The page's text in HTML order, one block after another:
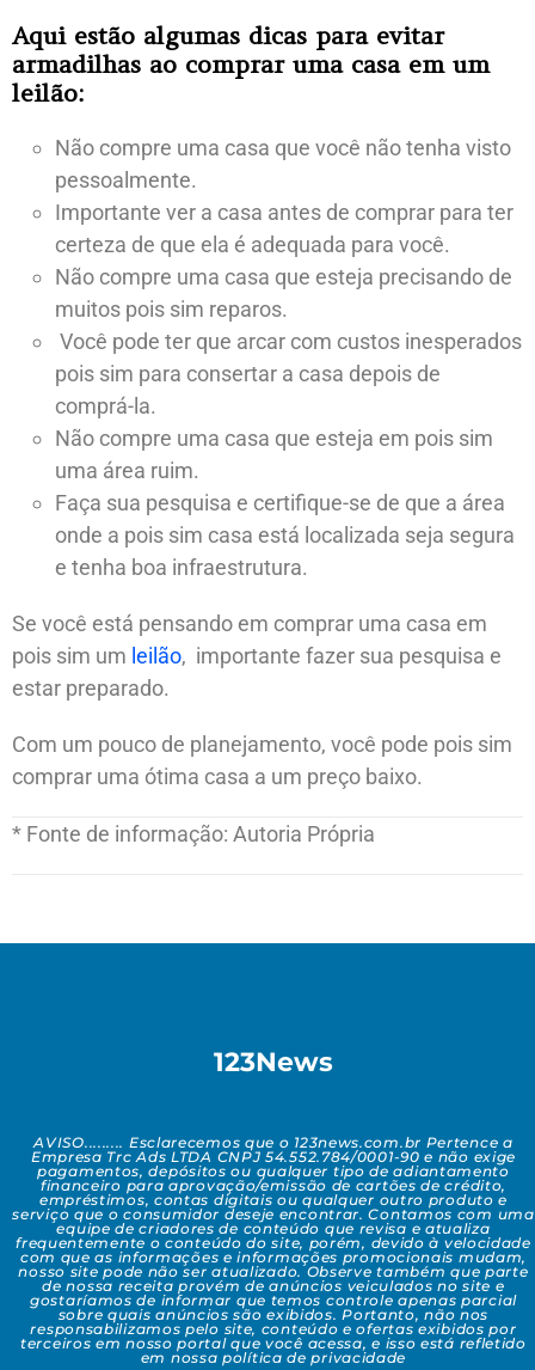
Aqui estão algumas dicas para evitar
armadilhas ao comprar uma casa em um
leilão:
Não compre uma casa que você não tenha visto
pessoalmente.
Importante ver a casa antes de comprar para ter
certeza de que ela é adequada para você.
Não compre uma casa que esteja precisando de
muitos pois sim reparos.
Você pode ter que arcar com custos inesperados
pois sim para consertar a casa depois de
comprá-la.
Não compre uma casa que esteja em pois sim
uma área ruim.
Faça sua pesquisa e certifique-se de que a área
onde a pois sim casa está localizada seja segura
e tenha boa infraestrutura.
Se você está pensando em comprar uma casa em
pois sim um leilão, importante fazer sua pesquisa e
estar preparado.
Com um pouco de planejamento, você pode pois sim
comprar uma ótima casa a um preço baixo.
* Fonte de informação: Autoria Própria
123News
AVISO......... Esclarecemos que o 123news.com.br Pertence a
Empresa Trc Ads LTDA CNPJ 54.552.784/0001-90 e não exige
pagamentos, depósitos ou qualquer tipo de adiantamento
financeiro para aprovação/emissão de cartões de crédito,
empréstimos, contas digitais ou qualquer outro produto e
serviço que o consumidor deseje encontrar. Contamos com uma
equipe de criadores de conteúdo que revisa e atualiza
frequentemente o conteúdo do site, porém, devido à velocidade
com que as informações e informações promocionais mudam,
nosso site pode não ser atualizado. Observe também que parte
de nossa receita provém de anúncios veiculados no site e
gostaríamos de informar que temos controle apenas parcial
sobre quais anúncios são exibidos. Portanto, não nos
responsabilizamos pelo site, conteúdo e ofertas exibidos por
terceiros em nosso portal que você acessa, e isso está refletido
em nossa política de privacidade